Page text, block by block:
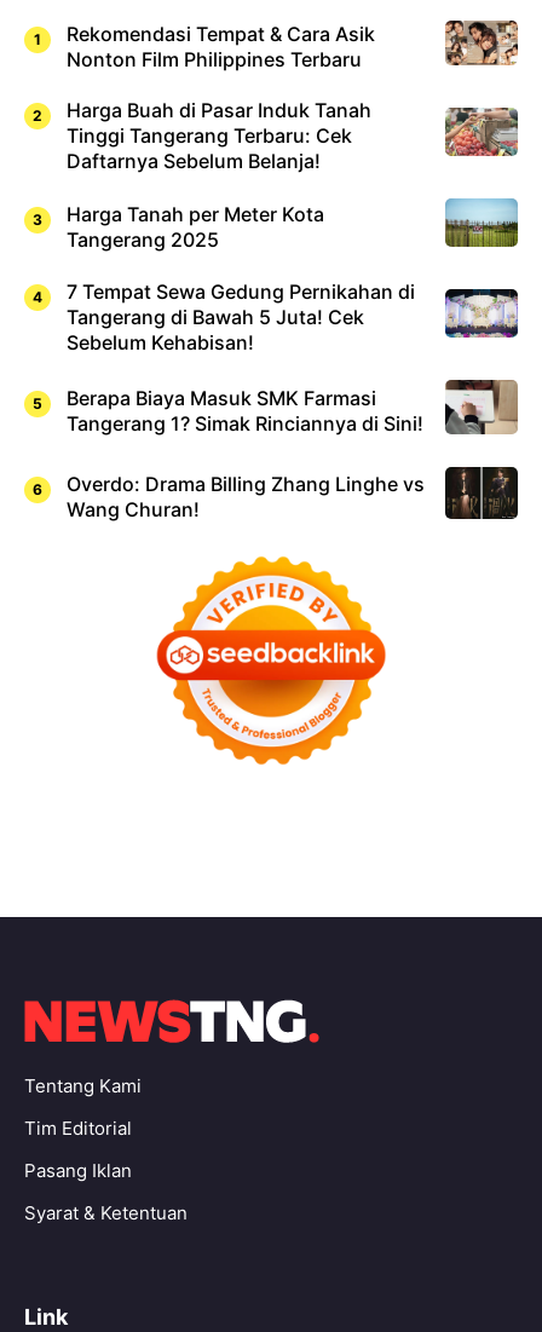
Rekomendasi Tempat & Cara Asik
Nonton Film Philippines Terbaru
Harga Buah di Pasar Induk Tanah
Tinggi Tangerang Terbaru: Cek
Daftarnya Sebelum Belanja!
Harga Tanah per Meter Kota
Tangerang 2025
7 Tempat Sewa Gedung Pernikahan di
Tangerang di Bawah 5 Juta! Cek
Sebelum Kehabisan!
Berapa Biaya Masuk SMK Farmasi
Tangerang 1? Simak Rinciannya di Sini!
Overdo: Drama Billing Zhang Linghe vs
Wang Churan!
Tentang Kami
Tim Editorial
Pasang Iklan
Syarat & Ketentuan
Link